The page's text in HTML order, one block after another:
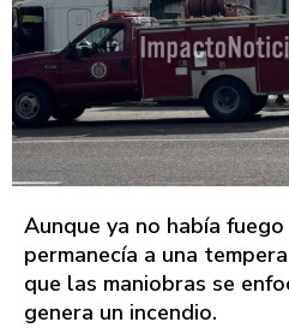
Aunque ya no había
permanecía a una
que las maniobras se
genera un incendio.